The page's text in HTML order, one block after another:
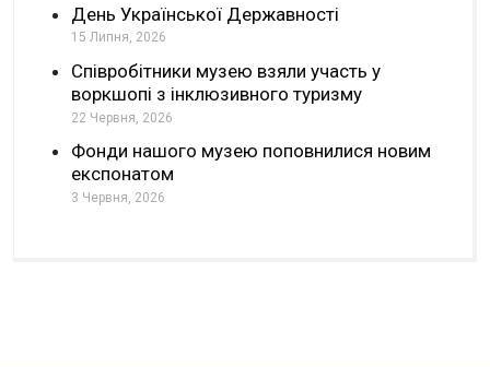
День Української Державності
15 Липня, 2026
Співробітники музею взяли участь у
воркшопі з інклюзивного туризму
22 Червня, 2026
Фонди нашого музею поповнилися новим
експонатом
3 Червня, 2026